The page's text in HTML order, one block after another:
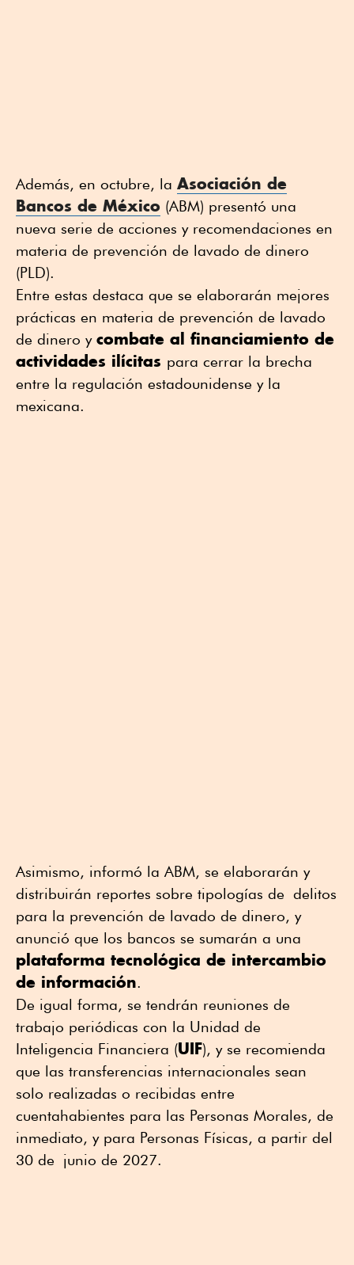
Además, en octubre, la Asociación de
Bancos de México (ABM) presentó una
nueva serie de acciones y recomendaciones en
materia de prevención de lavado de dinero
(PLD).
Entre estas destaca que se elaborarán mejores
prácticas en materia de prevención de lavado
de dinero y combate al financiamiento de
actividades ilícitas para cerrar la brecha
entre la regulación estadounidense y la
mexicana.
Asimismo, informó la ABM, se elaborarán y
distribuirán reportes sobre tipologías de delitos
para la prevención de lavado de dinero, y
anunció que los bancos se sumarán a una
plataforma tecnológica de intercambio
de información.
De igual forma, se tendrán reuniones de
trabajo periódicas con la Unidad de
Inteligencia Financiera (UIF), y se recomienda
que las transferencias internacionales sean
solo realizadas o recibidas entre
cuentahabientes para las Personas Morales, de
inmediato, y para Personas Físicas, a partir del
30 de junio de 2027.